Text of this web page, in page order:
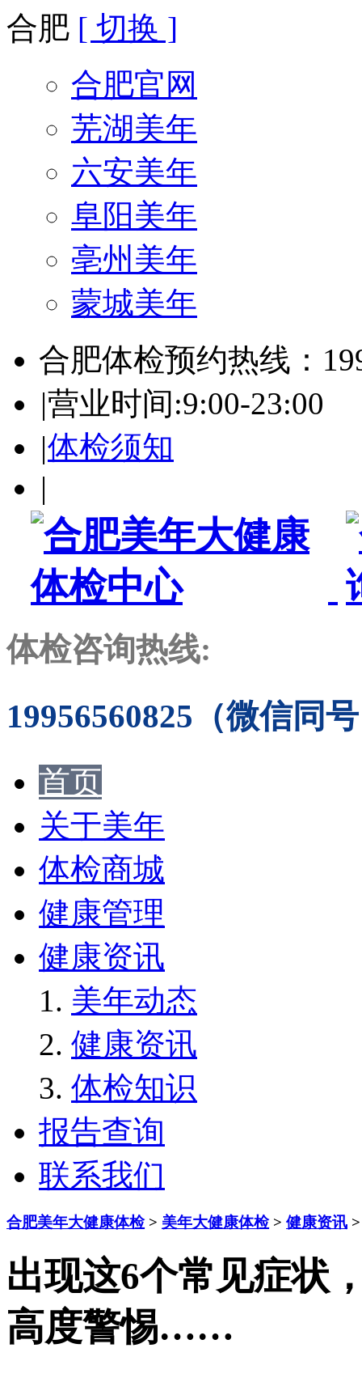
合肥 [ 切换 ]
合肥官网
芜湖美年
六安美年
阜阳美年
亳州美年
蒙城美年
合肥体检预约热线：
|营业时间:9:00-23:00
|体检须知
|
体检咨询热线:
19956560825（微信同
首页
关于美年
体检商城
健康管理
健康资讯
美年动态
健康资讯
体检知识
报告查询
联系我们
合肥美年大健康体检> 美年大健康体检> 健康资讯 >
出现这6个常见症状
高度警惕……